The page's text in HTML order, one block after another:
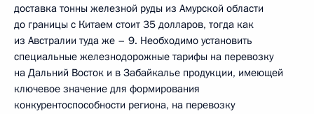
доставка тонны железной руды из Амурской области
до границы с Китаем стоит 35 долларов, тогда как
из Австралии туда же – 9. Необходимо установить
специальные железнодорожные тарифы на перевозку
на Дальний Восток и в Забайкалье продукции, имеющей
ключевое значение для формирования
конкурентоспособности региона, на перевозку